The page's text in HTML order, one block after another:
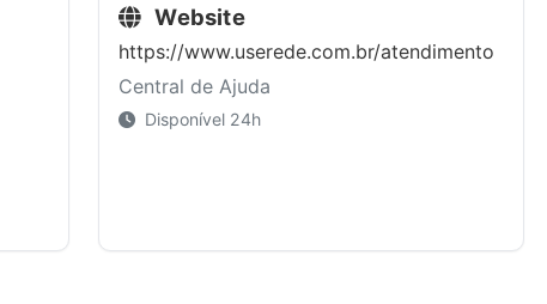
Website
https://www.userede.com.br/atendimento
Central de Ajuda
Disponível 24h